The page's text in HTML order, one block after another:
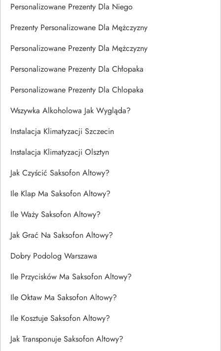
Personalizowane Prezenty Dla Niego
Prezenty Personalizowane Dla Mężczyzny
Personalizowane Prezenty Dla Mężczyzny
Personalizowane Prezenty Dla Chłopaka
Personalizowane Prezenty Dla Chlopaka
Wszywka Alkoholowa Jak Wygląda?
Instalacja Klimatyzacji Szczecin
Instalacja Klimatyzacji Olsztyn
Jak Czyścić Saksofon Altowy?
Ile Klap Ma Saksofon Altowy?
Ile Waży Saksofon Altowy?
Jak Grać Na Saksofon Altowy?
Dobry Podolog Warszawa
Ile Przycisków Ma Saksofon Altowy?
Ile Oktaw Ma Saksofon Altowy?
Ile Kosztuje Saksofon Altowy?
Jak Transponuje Saksofon Altowy?